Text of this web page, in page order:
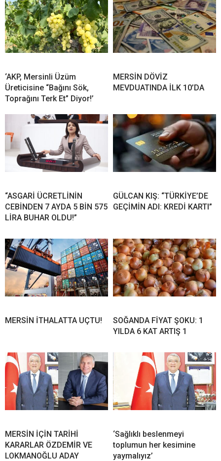
‘AKP, Mersinli Üzüm
Üreticisine “Bağını Sök,
Toprağını Terk Et” Diyor!’
MERSİN DÖVİZ
MEVDUATINDA İLK 10’DA
“ASGARİ ÜCRETLİNİN
CEBİNDEN 7 AYDA 5 BİN 575
LİRA BUHAR OLDU!”
GÜLCAN KIŞ: “TÜRKİYE’DE
GEÇİMİN ADI: KREDİ KARTI”
MERSİN İTHALATTA UÇTU!
SOĞANDA FİYAT ŞOKU: 1
YILDA 6 KAT ARTIŞ 1
MERSİN İÇİN TARİHİ
KARARLAR ÖZDEMİR VE
LOKMANOĞLU ADAY
‘Sağlıklı beslenmeyi
toplumun her kesimine
yaymalıyız’